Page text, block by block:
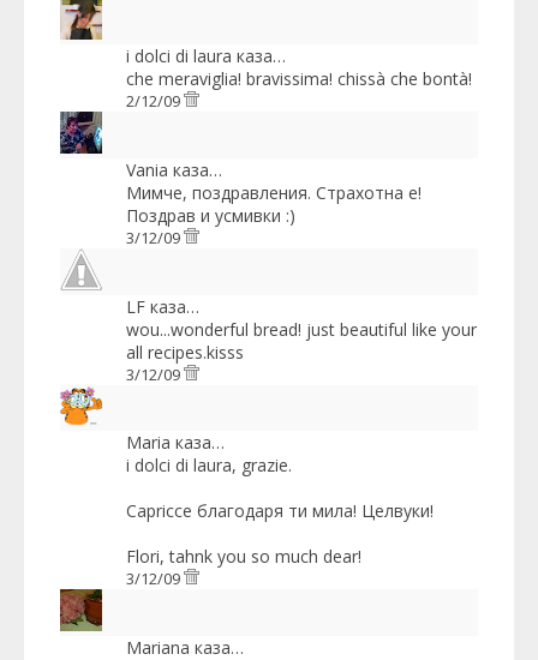
i dolci di laura каза…
che meraviglia! bravissima! chissà che bontà!
2/12/09
Vania каза…
Мимче, поздравления. Страхотна е!
Поздрав и усмивки :)
3/12/09
LF каза…
wou...wonderful bread! just beautiful like your
all recipes.kisss
3/12/09
Maria каза…
i dolci di laura, grazie.
Capricce благодаря ти мила! Целвуки!
Flori, tahnk you so much dear!
3/12/09
Mariana каза…